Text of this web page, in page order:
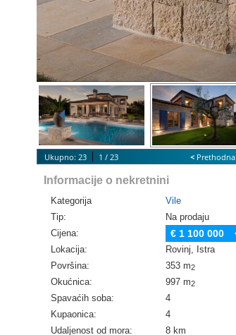
Ukupno: 23 1 / 23 < Prethodna
Informacije o nekretnini
Kategorija
Vile
Tip:
Na prodaju
Cijena:
€ 1 100 000
Lokacija:
Rovinj, Istra
Površina:
353 m2
Okućnica: 997 m2
Spavaćih soba:
4
Kupaonica:
4
Udaljenost od mora:
8 km